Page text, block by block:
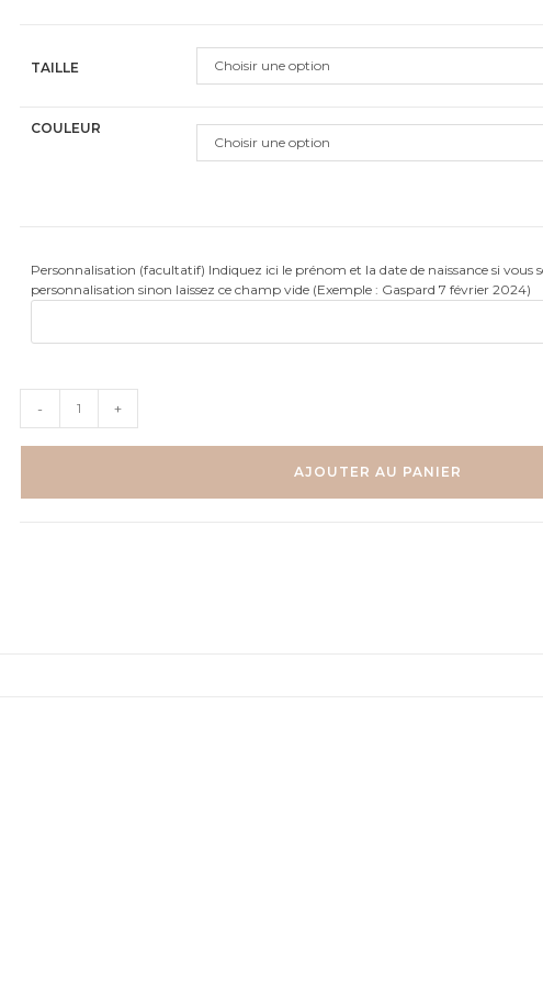
TAILLE Choisir une option
COULEUR
Choisir une option
Personnalisation (facultatif) Indiquez ici le prénom et la date de naissance si vous
personnalisation sinon laissez ce champ vide (Exemple : Gaspard 7 février 2024)
Ourson
- +
AJOUTER AU PANIER